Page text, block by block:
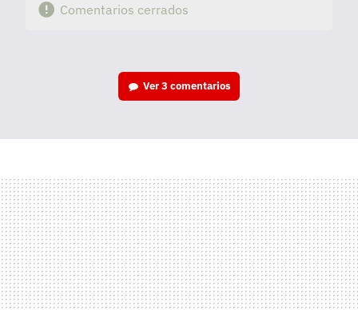
Comentarios cerrados
Ver3 comentarios